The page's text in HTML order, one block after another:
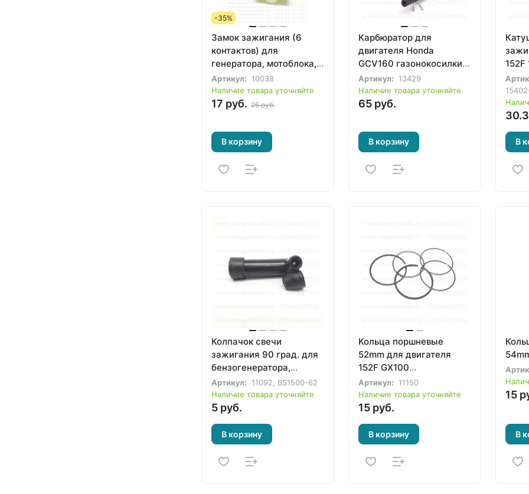
-35%
Замок зажигания (6
контактов) для
генератора, мотоблока,
культиватора,
электростанции
Артикул:
10038
Наличие товара уточняйте
17 руб. 26 руб.
В корзину
Карбюратор для
двигателя Honda
GCV160 газонокосилки,
культиватора,
подметальной машины
Артикул:
13429
Наличие товара уточняйте
65 руб.
В корзину
152F
В
Колпачок свечи
зажигания 90 град. для
бензогенератора,
мотоблока
Артикул:
11092, BS1500-62
Наличие товара уточняйте
5 руб.
В корзину
Кольца поршневые
52mm для двигателя
152F GX100
культиватора,
генератора,
газонокосилки
Артикул:
11150
Наличие товара уточняйте
15 руб.
В корзину
15
В